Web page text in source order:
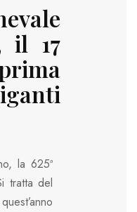
il 17
la 625ª
tratta del